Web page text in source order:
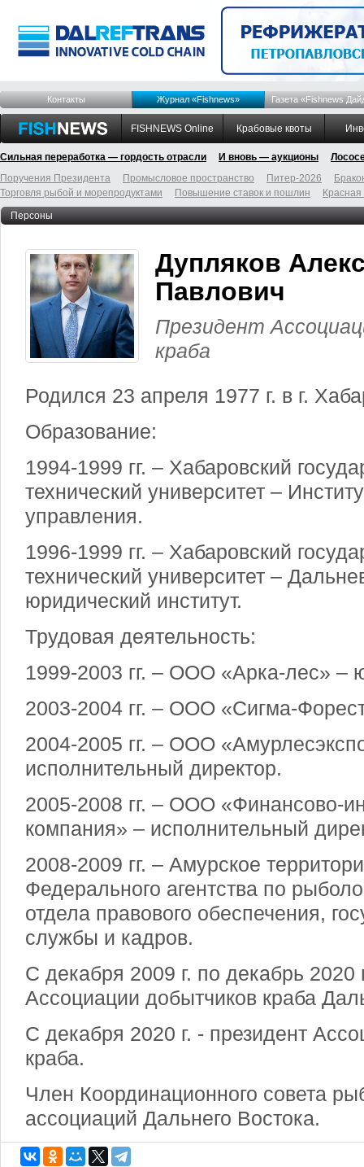
Контакты Журнал «Fishnews» Газета «Fishnews
FISHNEWS Online Крабовые квоты
Сильная переработка — гордость отрасли И вновь — аукционы
Поручения Президента
Промысловое пространство Питер-2026
Торговля рыбой и морепродуктами
Повышение ставок и пошлин
Персоны
Дупляков
Павлович
Президент
краба
Родился 23 апреля 1977 г. в г.
Образование:
1994-1999 гг. – Хабаровский
технический университет –
управления.
1996-1999 гг. – Хабаровский
технический университет –
юридический институт.
Трудовая деятельность:
1999-2003 гг. – ООО «Арка-лес» –
2003-2004 гг. – ООО «Сигма-
2004-2005 гг. – ООО
исполнительный директор.
2005-2008 гг. – ООО «Финансово-
компания» – исполнительный
2008-2009 гг. – Амурское
Федерального агентства по
отдела правового обеспечения,
службы и кадров.
С декабря 2009 г. по декабрь 2020
Ассоциации добытчиков краба
С декабря 2020 г. - президент
краба.
Член Координационного совета
ассоциаций Дальнего Востока.